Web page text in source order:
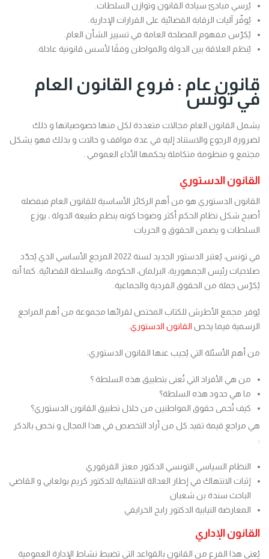
يُرسي مبادئ سيادة القانون وتوازن السلطات.
يُوفّر آليات الرقابة القضائية على القرارات الإدارية.
يُكرّس مفهوم المصلحة العامة في تسيير الشأن العام.
يُنظم العلاقة بين الدولة والمواطن وفقًا لأسس قانونية عادلة.
قانون عام : فروع القانون العام
في تونس
يشمل القانون العام مجالات متعددة لكل منها خصوصياتها و ذلك
لضرورة الرجوع والاستناد إليه في عدة مواقف و حالات و بذلك فهو يشكل
مجتمع و منظومة متكاملة يحكمها الأداء العمومي .
القانون الدستوري
القانون الدستوري هو من أهم الركائز الأساسية للقانون العام فبفضله
أصبح شكل نظام الحكم أكثر وضوحا كونه ينظم طبيعة الدولة ، يوزع
السلطات و يضمن الحقوق و الحريات
في تونس، يُعتبر الدستور الجديد لسنة 2022 المرجع الأساسي الذي يُحدّد
صلاحيات رئيس الجمهورية، البرلمان، الحكومة، والسلطة القضائية. كما أنه
يُكرّس جملة من الحقوق الفردية والجماعية.
يُوفر مجمع الأطرش للكتاب المختص لقرائها مجموعة من أهم المراجع
الرسمية فيما يخص القانون الدستوري
من أهم الأسئلة التي يُجيب عنها القانون الدستوري:
من هي الأفراد التي تُعنى بتطبيق هذه السلطة ؟
ما هي حدود هذه السلطة؟
كيف تُحمى حقوق المواطنين من خلال تطبيق القانون الدستوري؟
هي مراجع قيمة تفيد كل من أراد التخصص في هذا المجال و نخص بالذكر
:
النظام السياسي التونسي الدكتور معتز القرقوري
إثبات الانتهاك في إطار العدالة الانتقالية للدكتور كريم بولعابي و القاضي
الباحث سندة بن شعبان
المعارضة النيابية الدكتور رابح الخرايفي
القانون الإداري
يُعنى هذا الفرع من القانون بالقواعد التي تضبط نشاط الإدارة العمومية